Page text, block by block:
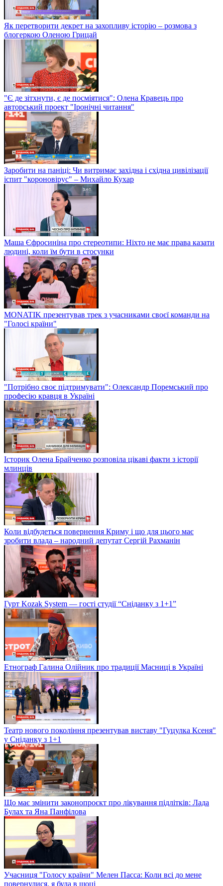
Як перетворити декрет на захопливу історію – розмова з
блогеркою Оленою Грицай
"Є де зітхнути, є де посміятися": Олена Кравець про
авторський проект "Іронічні читання"
Заробити на паніці: Чи витримає західна і східна цивілізації
іспит "короновірус" – Михайло Кухар
Маша Єфросиніна про стереотипи: Ніхто не має права казати
людині, коли їм бути в стосунки
MONATIK презентував трек з учасниками своєї команди на
"Голосі країни"
"Потрібно своє підтримувати": Олександр Поремський про
професію кравця в Україні
Історик Олена Брайченко розповіла цікаві факти з історії
млинців
Коли відбудеться повернення Криму і що для цього має
зробити влада – народний депутат Сергій Рахманін
Гурт Kozak System — гості студії “Сніданку з 1+1”
Етнограф Галина Олійник про традиції Масниці в Україні
Театр нового покоління презентував виставу "Гуцулка Ксеня"
у Сніданку з 1+1
Що має змінити законопроєкт про лікування підлітків: Лада
Булах та Яна Панфілова
Учасниця "Голосу країни" Мелен Пасса: Коли всі до мене
повернулися, я була в шоці